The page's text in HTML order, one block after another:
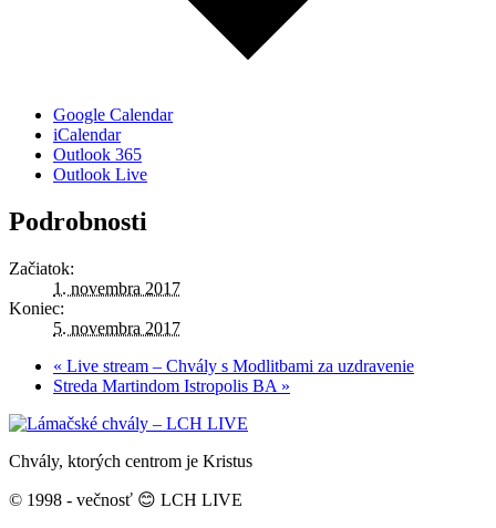
Google Calendar
iCalendar
Outlook 365
Outlook Live
Podrobnosti
Začiatok:
1. novembra 2017
Koniec:
5. novembra 2017
« Live stream – Chvály s Modlitbami za uzdravenie
Streda Martindom Istropolis BA »
Chvály, ktorých centrom je Kristus
© 1998 - večnosť 😊 LCH LIVE